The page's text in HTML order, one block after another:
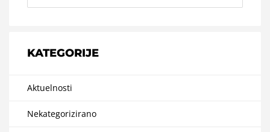
KATEGORIJE
Aktuelnosti
Nekategorizirano